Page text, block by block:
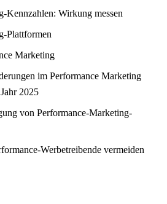
Kennzahlen: Wirkung messen
Plattformen
Marketing
im Performance Marketing
2025
von Performance-Marketing-
Werbetreibende vermeiden